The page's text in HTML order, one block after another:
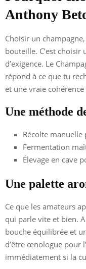
Anthony
Choisir un
bouteille. C’est
d’exigence. Le
répond à ce que tu
et une vraie
Une méthode
Récolte
Fermentation
Élevage en cave
Une palette
Ce que les amateurs
qui parle vite et bien.
bouche équilibrée et
d’être œnologue pour
immédiatement si la